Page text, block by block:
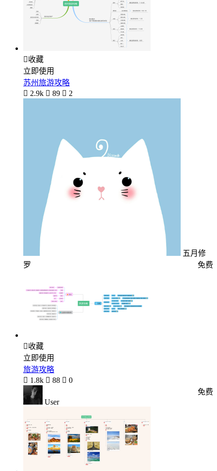
收藏
立即使用
苏州旅游攻略
 2.9k  89  2
五月修
罗
免费
收藏
立即使用
旅游攻略
 1.8k  88  0
User
免费